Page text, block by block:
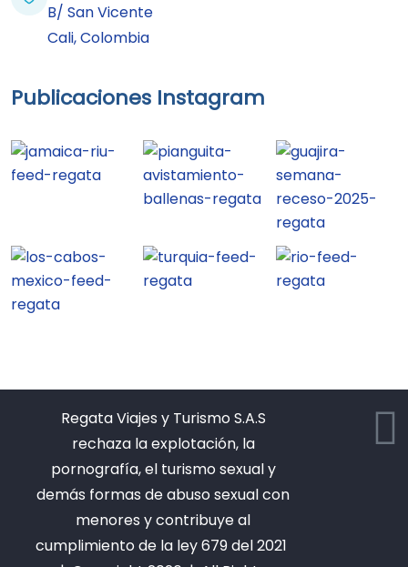
B/ San Vicente
Cali, Colombia
Publicaciones Instagram
Regata Viajes y Turismo S.A.S
rechaza la explotación, la
pornografía, el turismo sexual y
demás formas de abuso sexual con
menores y contribuye al
cumplimiento de la ley 679 del 2021